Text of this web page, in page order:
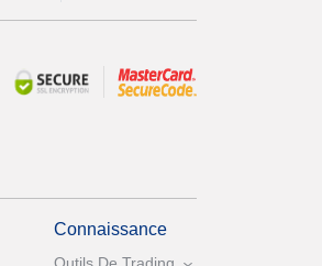
Connaissance